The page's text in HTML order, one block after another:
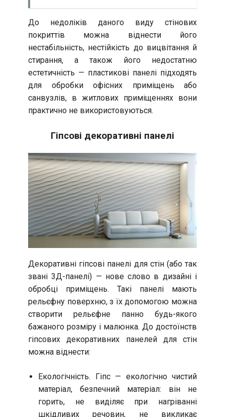
До недоліків даного виду стінових
покриттів можна віднести його
нестабільність, нестійкість до вицвітання й
стирання, а також його недостатню
естетичність — пластикові панелі підходять
для обробки офісних приміщень або
санвузлів, в житлових приміщеннях вони
практично не використовуються.
Гіпсові декоративні панелі
Декоративні гіпсові панелі для стін (або так
звані 3Д-панелі) — нове слово в дизайні і
обробці приміщень. Такі панелі мають
рельєфну поверхню, з їх допомогою можна
створити рельєфне панно будь-якого
бажаного розміру і малюнка. До достоїнств
гіпсових декоративних панелей для стін
можна віднести:
Екологічність. Гіпс — екологічно чистий
матеріал, безпечний матеріал: він не
горить, не виділяє при нагріванні
шкідливих речовин, не викликає